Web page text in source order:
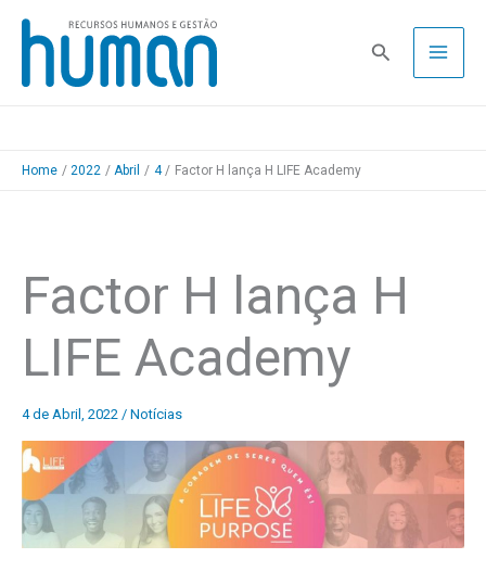
Skip
content
Pesquisa
Home 2022 Abril 4 Factor H lança H LIFE Academy
Factor H lança H
LIFE Academy
4 de Abril, 2022 / Notícias